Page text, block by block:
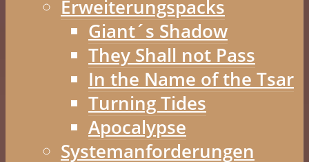
Erweiterungspacks
Giant´s Shadow
They Shall not Pass
In the Name of the Tsar
Turning Tides
Apocalypse
Systemanforderungen